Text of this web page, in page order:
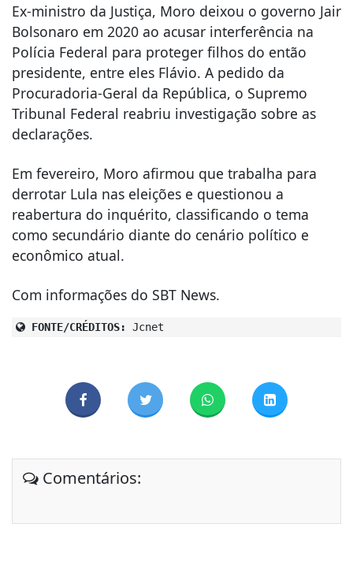
Ex-ministro da Justiça, Moro deixou o governo Jair
Bolsonaro em 2020 ao acusar interferência na
Polícia Federal para proteger filhos do então
presidente, entre eles Flávio. A pedido da
Procuradoria-Geral da República, o Supremo
Tribunal Federal reabriu investigação sobre as
declarações.
Em fevereiro, Moro afirmou que trabalha para
derrotar Lula nas eleições e questionou a
reabertura do inquérito, classificando o tema
como secundário diante do cenário político e
econômico atual.
Com informações do SBT News.
FONTE/CRÉDITOS: Jcnet
Comentários: